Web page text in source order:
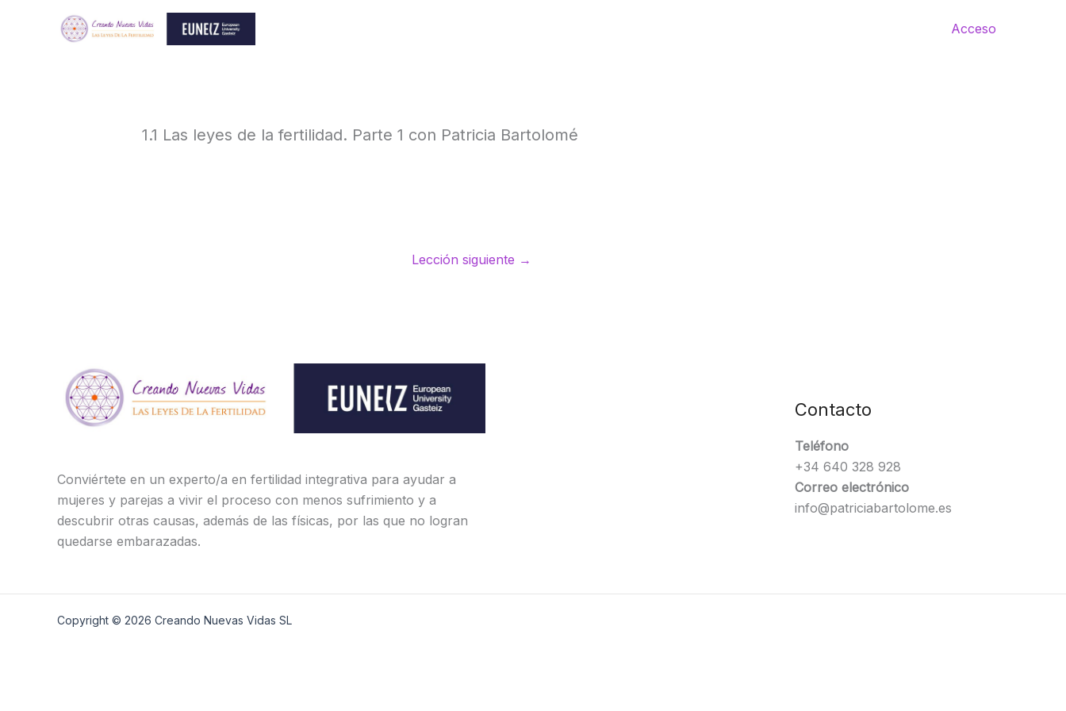
Acceso
1.1 Las leyes de la fertilidad. Parte 1 con Patricia Bartolomé
Lección siguiente →
Conviértete en un experto/a en fertilidad integrativa para ayudar a
mujeres y parejas a vivir el proceso con menos sufrimiento y a
descubrir otras causas, además de las físicas, por las que no logran
quedarse embarazadas.
Contacto
Teléfono
+34 640 328 928
Correo electrónico
info@patriciabartolome.es
Copyright © 2026 Creando Nuevas Vidas SL